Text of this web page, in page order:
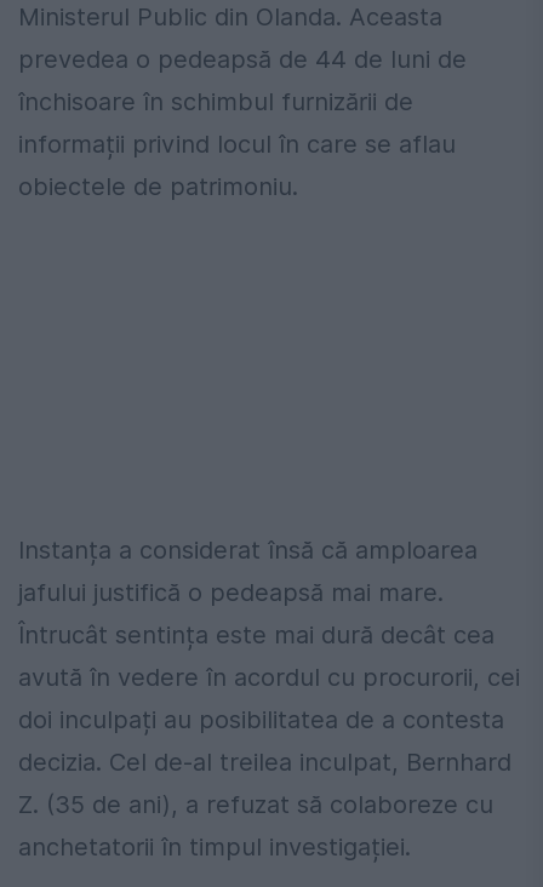
Ministerul Public din Olanda. Aceasta
prevedea o pedeapsă de 44 de luni de
închisoare în schimbul furnizării de
informații privind locul în care se aflau
obiectele de patrimoniu.
Instanța a considerat însă că amploarea
jafului justifică o pedeapsă mai mare.
Întrucât sentința este mai dură decât cea
avută în vedere în acordul cu procurorii, cei
doi inculpați au posibilitatea de a contesta
decizia. Cel de-al treilea inculpat, Bernhard
Z. (35 de ani), a refuzat să colaboreze cu
anchetatorii în timpul investigației.